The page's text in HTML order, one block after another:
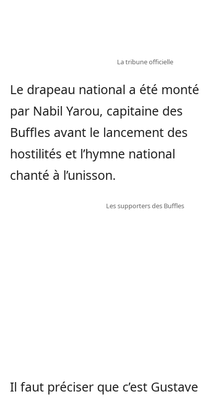
La tribune officielle
Le drapeau national a été monté
par Nabil Yarou, capitaine des
Buffles avant le lancement des
hostilités et l’hymne national
chanté à l’unisson.
Les supporters des Buffles
Il faut préciser que c’est Gustave